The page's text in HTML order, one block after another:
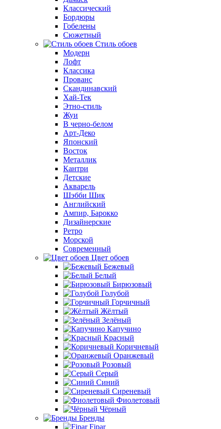
Классический
Бордюры
Гобелены
Сюжетный
Стиль обоев
Модерн
Лофт
Классика
Прованс
Скандинавский
Хай-Тек
Этно-стиль
Жуи
В черно-белом
Арт-Деко
Японский
Восток
Металлик
Кантри
Детские
Акварель
Шэбби Шик
Английский
Ампир, Барокко
Дизайнерские
Ретро
Морской
Современный
Цвет обоев
Бежевый
Белый
Бирюзовый
Голубой
Горчичный
Жёлтый
Зелёный
Капучино
Красный
Коричневый
Оранжевый
Розовый
Серый
Синий
Сиреневый
Фиолетовый
Чёрный
Бренды
Fipar